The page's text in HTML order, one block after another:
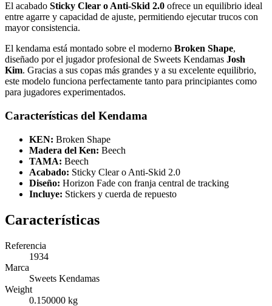
El acabado Sticky Clear o Anti-Skid 2.0 ofrece un equilibrio ideal
entre agarre y capacidad de ajuste, permitiendo ejecutar trucos con
mayor consistencia.
El kendama está montado sobre el moderno Broken Shape,
diseñado por el jugador profesional de Sweets Kendamas Josh
Kim. Gracias a sus copas más grandes y a su excelente equilibrio,
este modelo funciona perfectamente tanto para principiantes como
para jugadores experimentados.
Características del Kendama
KEN: Broken Shape
Madera del Ken: Beech
TAMA: Beech
Acabado: Sticky Clear o Anti-Skid 2.0
Diseño: Horizon Fade con franja central de tracking
Incluye: Stickers y cuerda de repuesto
Características
Referencia
1934
Marca
Sweets Kendamas
Weight
0.150000 kg